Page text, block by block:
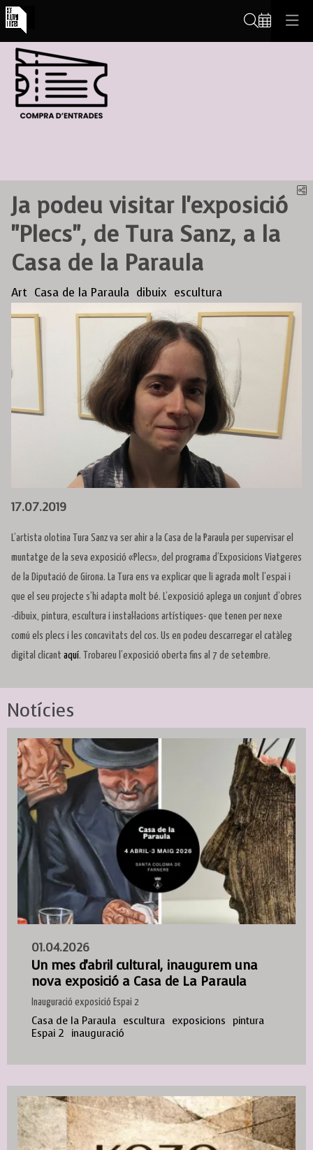
Ja podeu visitar l'exposició
"Plecs", de Tura Sanz, a la
Casa de la Paraula
Art Casa de la Paraula dibuix escultura
17.07.2019
L’artista olotina Tura Sanz va ser ahir a la Casa de la Paraula per supervisar el
muntatge de la seva exposició «Plecs», del programa d’Exposicions Viatgeres
de la Diputació de Girona. La Tura ens va explicar que li agrada molt l’espai i
que el seu projecte s’hi adapta molt bé. L’exposició aplega un conjunt d’obres
-dibuix, pintura, escultura i instal·lacions artístiques- que tenen per nexe
comú els plecs i les concavitats del cos. Us en podeu descarregar el catàleg
digital clicant aquí. Trobareu l’exposició oberta fins al 7 de setembre.
Notícies
01.04.2026
Un mes d'abril cultural, inaugurem una
nova exposició a Casa de La Paraula
Inauguració exposició Espai 2
Casa de la Paraula escultura exposicions pintura
Espai 2
inauguració